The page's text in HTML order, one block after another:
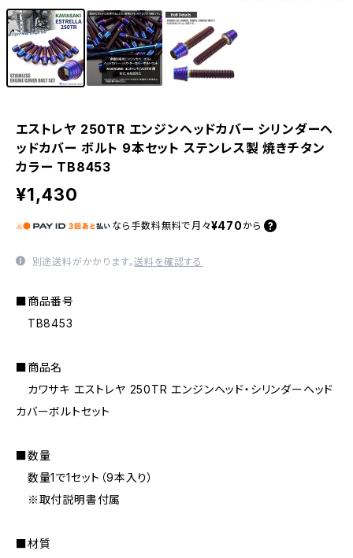
エストレヤ 250TR エンジンヘッドカバー シリンダーヘ
ッドカバー ボルト 9本セット ステンレス製 焼きチタン
カラー TB8453
¥1,430
なら 手数料無料で 月々¥470 から
別途送料がかかります。送料を確認する
■商品番号
TB8453
■商品名
カワサキ エストレヤ 250TR エンジンヘッド・シリンダーヘッド
カバーボルトセット
■数量
数量1で1セット（9本入り）
※取付説明書付属
■材質